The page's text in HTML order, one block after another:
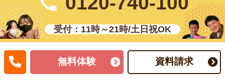
受付：11時～21時/土日祝OK
無料体験のお申込みはこちら
無料体験 資料請求